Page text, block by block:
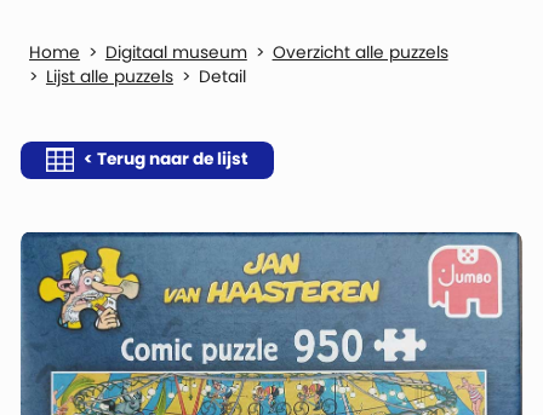
Digitaal museum
Overzicht alle puzzels
Lijst alle puzzels
Detail
< Terug naar de lijst